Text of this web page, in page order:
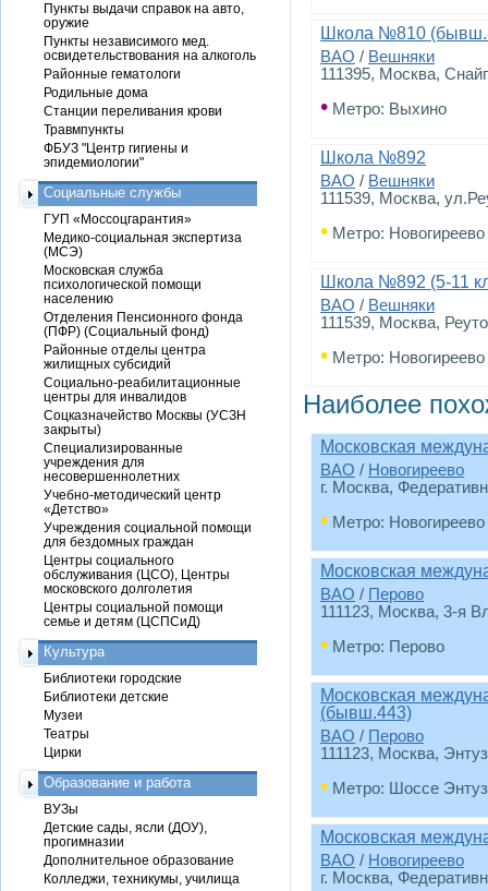
Школа №810
ВАО / Вешняки
111395, Москва,
• Метро: Выхино
Школа №892
ВАО / Вешняки
111539, Москва,
• Метро: Новогиреево
Школа №892 (5-11
ВАО / Вешняки
111539, Москва,
• Метро: Новогиреево
Наиболее
Московская
ВАО / Новогиреево
г. Москва,
• Метро: Новогиреево
Московская
ВАО / Перово
111123, Москва, 3-я
• Метро: Перово
Московская
(бывш.443)
ВАО / Перово
111123, Москва,
• Метро: Шоссе
Московская
ВАО / Новогиреево
г. Москва,
Пункты выдачи справок на авто,
оружие
Пункты независимого мед.
освидетельствования на алкоголь
Районные гематологи
Родильные дома
Станции переливания крови
Травмпункты
ФБУЗ "Центр гигиены и
эпидемиологии"
Социальные службы
ГУП «Моссоцгарантия»
Медико-социальная экспертиза
(МСЭ)
Московская служба
психологической помощи
населению
Отделения Пенсионного фонда
(ПФР) (Социальный фонд)
Районные отделы центра
жилищных субсидий
Социально-реабилитационные
центры для инвалидов
Соцказначейство Москвы (УСЗН
закрыты)
Специализированные
учреждения для
несовершеннолетних
Учебно-методический центр
«Детство»
Учреждения социальной помощи
для бездомных граждан
Центры социального
обслуживания (ЦСО), Центры
московского долголетия
Центры социальной помощи
семье и детям (ЦСПСиД)
Культура
Библиотеки городские
Библиотеки детские
Музеи
Театры
Цирки
Образование и работа
ВУЗы
Детские сады, ясли (ДОУ),
прогимназии
Дополнительное образование
Колледжи, техникумы, училища